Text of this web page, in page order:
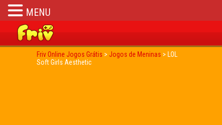
Friv Online Jogos Grátis > Jogos de Meninas > LOL
Soft Girls Aesthetic
MENU